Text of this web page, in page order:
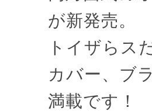
が新発売。
トイザらス
カバー、ブ
満載です！